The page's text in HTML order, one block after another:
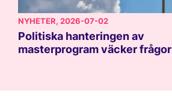
NYHETER, 2026-07-02
Politiska hanteringen av
masterprogram väcker frågor